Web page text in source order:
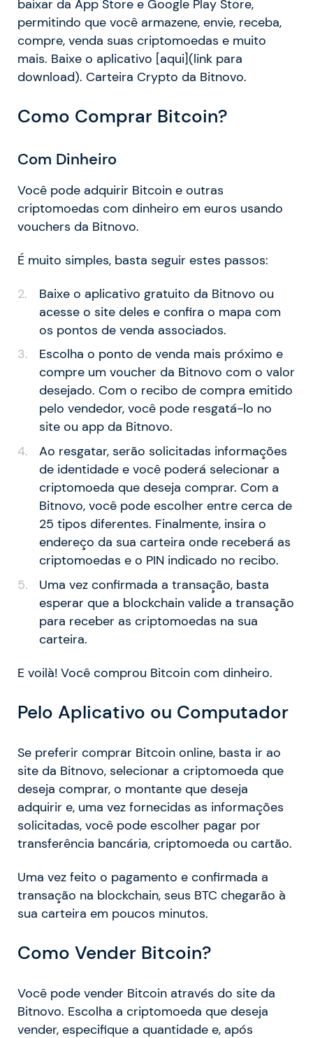
baixar da App Store e Google Play Store,
permitindo que você armazene, envie, receba,
compre, venda suas criptomoedas e muito
mais. Baixe o aplicativo [aqui](link para
download). Carteira Crypto da Bitnovo.
Como Comprar Bitcoin?
Com Dinheiro
Você pode adquirir Bitcoin e outras
criptomoedas com dinheiro em euros usando
vouchers da Bitnovo.
É muito simples, basta seguir estes passos:
Baixe o aplicativo gratuito da Bitnovo ou
acesse o site deles e confira o mapa com
os pontos de venda associados.
Escolha o ponto de venda mais próximo e
compre um voucher da Bitnovo com o valor
desejado. Com o recibo de compra emitido
pelo vendedor, você pode resgatá-lo no
site ou app da Bitnovo.
Ao resgatar, serão solicitadas informações
de identidade e você poderá selecionar a
criptomoeda que deseja comprar. Com a
Bitnovo, você pode escolher entre cerca de
25 tipos diferentes. Finalmente, insira o
endereço da sua carteira onde receberá as
criptomoedas e o PIN indicado no recibo.
Uma vez confirmada a transação, basta
esperar que a blockchain valide a transação
para receber as criptomoedas na sua
carteira.
E voilà! Você comprou Bitcoin com dinheiro.
Pelo Aplicativo ou Computador
Se preferir comprar Bitcoin online, basta ir ao
site da Bitnovo, selecionar a criptomoeda que
deseja comprar, o montante que deseja
adquirir e, uma vez fornecidas as informações
solicitadas, você pode escolher pagar por
transferência bancária, criptomoeda ou cartão.
Uma vez feito o pagamento e confirmada a
transação na blockchain, seus BTC chegarão à
sua carteira em poucos minutos.
Como Vender Bitcoin?
Você pode vender Bitcoin através do site da
Bitnovo. Escolha a criptomoeda que deseja
vender, especifique a quantidade e, após